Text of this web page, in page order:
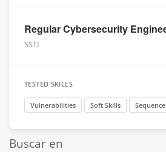
Regular Cybersecurity
SSTI
TESTED SKILLS
Vulnerabilities Soft Skills Sequence
Buscar en